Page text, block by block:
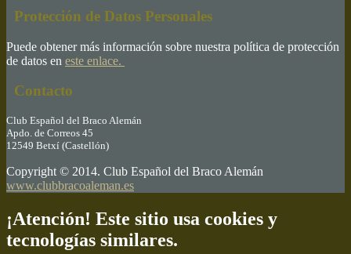
Protección de Datos Personales
Puede obtener más información sobre nuestra política de protección
de datos en este enlace.
Contacto
Club Español del Braco Alemán
Apdo. de Correos 45
12549 Betxí (Castellón)
Copyright © 2014. Club Español del Braco Alemán
www.clubbracoaleman.es
¡Atención! Este sitio usa cookies y
tecnologías similares.